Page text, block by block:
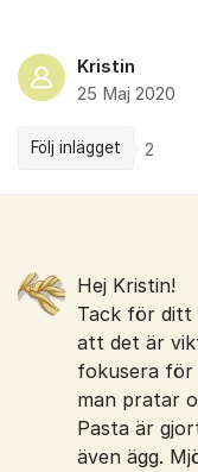
Kristin
25 Maj 2020
Följ inlägget 2
Hej Kristin!
Tack för ditt
att det är
fokusera för
man pratar
Pasta är
även ägg.